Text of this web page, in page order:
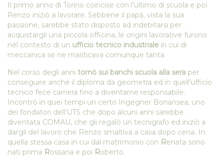
Il primo anno di Torino coincise con l’ultimo di scuola e poi
Renzo iniziò a lavorare. Sebbene il papà, vista la sua
passione, sarebbe stato disposto ad indebitarsi per
acquistargli una piccola officina, le origini lavorative furono
nel contesto di un ufficio tecnico industriale in cui di
meccanica se ne masticava comunque tanta.
Nel corso degli anni tornò sui banchi scuola alla sera per
conseguire anche il diploma da geometra ed in quell’ufficio
tecnico fece carriera fino a diventarne responsabile.
Incontrò in quei tempi un certo Ingegner Bonansea, uno
dei fondatori dell’UTS che dopo alcuni anni sarebbe
diventata COMAU, che gli regalò un tecnigrafo ed iniziò a
dargli del lavoro che Renzo smaltiva a casa dopo cena. In
quella stessa casa in cui dal matrimonio con Renata sono
nati prima Rossana e poi Roberto.